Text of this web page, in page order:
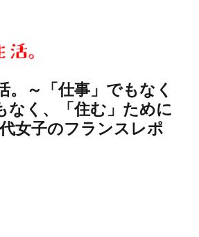
。～「仕事」でもなく
なく、「住む」ために
女子のフランスレポ